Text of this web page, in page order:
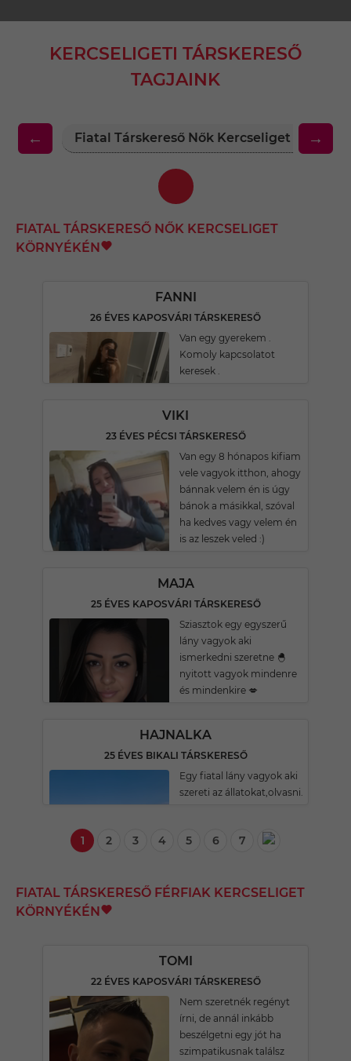
KERCSELIGETI TÁRSKERESŐ
TAGJAINK
← Fiatal Társkereső Nők Kercseliget →
FIATAL TÁRSKERESŐ NŐK KERCSELIGET
KÖRNYÉKÉN
FANNI
26 ÉVES KAPOSVÁRI TÁRSKERESŐ
Van egy gyerekem .
Komoly kapcsolatot
keresek .
VIKI
23 ÉVES PÉCSI TÁRSKERESŐ
Van egy 8 hónapos kifiam
vele vagyok itthon, ahogy
bánnak velem én is úgy
bánok a másikkal, szóval
ha kedves vagy velem én
is az leszek veled :)
MAJA
25 ÉVES KAPOSVÁRI TÁRSKERESŐ
Sziasztok egy egyszerű
lány vagyok aki
ismerkedni szeretne 🐣
nyitott vagyok mindenre
és mindenkire 💋
HAJNALKA
25 ÉVES BIKALI TÁRSKERESŐ
Egy fiatal lány vagyok aki
szereti az állatokat,olvasni.
1 2 3 4 5 6 7
FIATAL TÁRSKERESŐ FÉRFIAK KERCSELIGET
KÖRNYÉKÉN
TOMI
22 ÉVES KAPOSVÁRI TÁRSKERESŐ
Nem szeretnék regényt
írni, de annál inkább
beszélgetni egy jót ha
szimpatikusnak találsz